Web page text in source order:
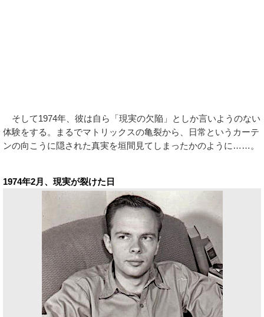
そして1974年、彼は自ら「現実の欠陥」としか言いようのない
体験をする。まるでマトリックスの亀裂から、日常というカーテ
ンの向こうに隠された真実を垣間見てしまったかのように……。
1974年2月、現実が裂けた日